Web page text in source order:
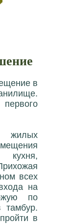
в
кухня,
всех
на
по
тамбур.
в